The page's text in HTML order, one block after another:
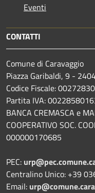
Eventi
CONTATTI
Comune di Caravaggio
Piazza Garibaldi, 9 -
Codice Fiscale:
Partita IVA:
BANCA CREMASCA e
COOPERATIVO SOC.
000000170685
PEC:
Centralino Unico: +39
Email: